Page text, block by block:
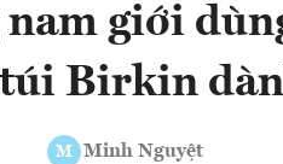
giới
Birkin
M Minh Nguyệt